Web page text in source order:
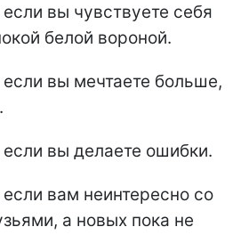
вы чувствуете себя
белой вороной.
вы мечтаете больше,
вы делаете ошибки.
вам неинтересно со
а новых пока не